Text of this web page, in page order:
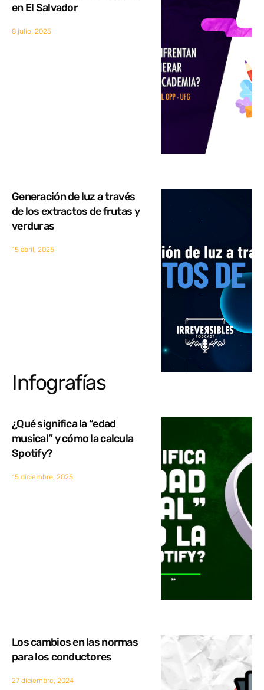
en El Salvador
8 julio, 2025
Generación de luz a través
de los extractos de frutas y
verduras
15 abril, 2025
Infografías
¿Qué significa la “edad
musical” y cómo la calcula
Spotify?
15 diciembre, 2025
Los cambios en las normas
para los conductores
27 diciembre, 2024